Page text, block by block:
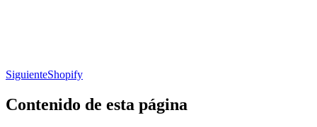
SiguienteShopify
Contenido de esta página